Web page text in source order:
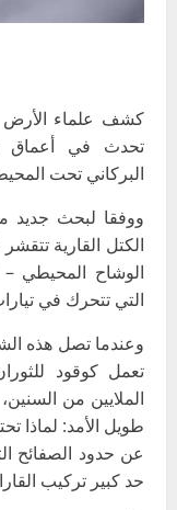
كشف علماء الأرض
تحدث في أعماق
البركاني تحت
ووفقا لبحث جديد
الكتل القارية
الوشاح المحيطي
التي تتحرك في
وعندما تصل هذه
تعمل كوقود
الملايين من
طويل الأمد: لماذا
عن حدود الصفائح
حد كبير تركيب